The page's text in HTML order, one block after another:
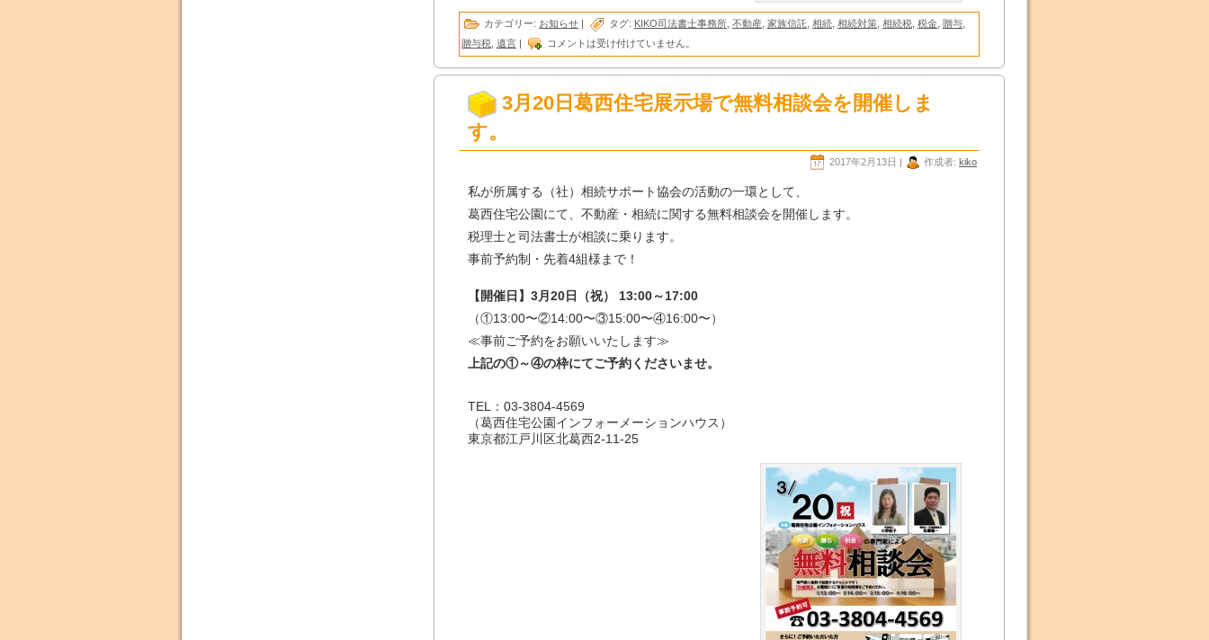
カテゴリー: お知らせ | タグ: KIKO司法書士事務所 不動産 家族信託 相続 相続対策 相続税 税金 贈与
贈与税 遺言 | コメントは受け付けていません。
3月20日葛西住宅展示場で無料相談会を開催しま
す。
2017年2月13日 | 作成者: kiko
私が所属する（社）相続サポート協会の活動の一環として、
葛西住宅公園にて、不動産・相続に関する無料相談会を開催します。
税理士と司法書士が相談に乗ります。
事前予約制・先着4組様まで！
【開催日】3月20日（祝） 13:00～17:00
（①13:00〜②14:00〜③15:00〜④16:00〜）
≪事前ご予約をお願いいたします≫
上記の①～④の枠にてご予約くださいませ。
TEL：03-3804-4569
（葛西住宅公園インフォーメーションハウス）
東京都江戸川区北葛西2-11-25